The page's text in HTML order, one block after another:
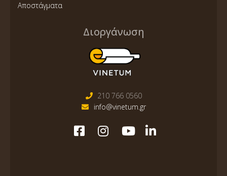
Αποστάγματα
Διοργάνωση
210 766 0560
info@vinetum.gr